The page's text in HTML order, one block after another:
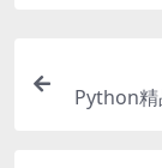
Python精